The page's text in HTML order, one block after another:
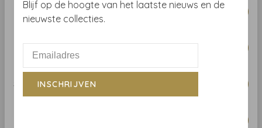
Selection
Necessary
Statistics
Astere
041 03
041 02
Blijf op de hoogte van het laatste nieuws en de
nieuwste collecties.
INSCHRIJVEN